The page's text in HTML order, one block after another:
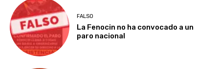
FALSO
La Fenocin no ha convocado a un
paro nacional